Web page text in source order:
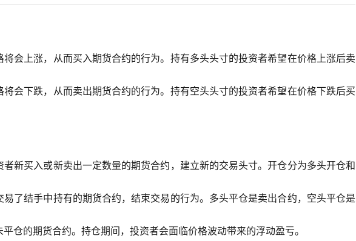
将会上涨，从而买入期货合约的行为。持有多头头寸的投资者希望在价格上涨后卖
将会下跌，从而卖出期货合约的行为。持有空头头寸的投资者希望在价格下跌后买
者新买入或新卖出一定数量的期货合约，建立新的交易头寸。开仓分为多头开仓和
易了结手中持有的期货合约，结束交易的行为。多头平仓是卖出合约，空头平仓是
仓的期货合约。持仓期间，投资者会面临价格波动带来的浮动盈亏。